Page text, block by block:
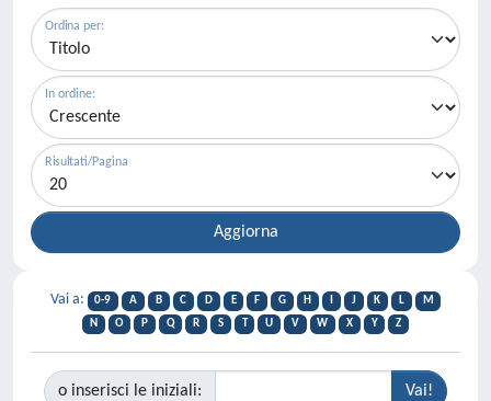
Ordina per:
In ordine:
Risultati/Pagina
Vai a: 0-9 A B C D E F G H J K L
M
N
O P Q R S T U V W X Y Z
o inserisci le iniziali: